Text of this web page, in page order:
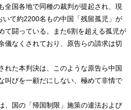
全国各地で同種の裁判が提起され、現
て約2200名もの中国「残留孤児」が
て闘っている。また6割を超える孤児が
儀なくされており、原告らの請求は切
れた本判決は、このような原告ら中国
叫びを一顧だにしない、極めて非情で
、国の「帰国制限」施策の違法および